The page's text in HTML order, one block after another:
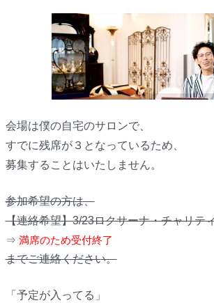
会場は僕の自宅のサロンで、
すでに残席が３となっているため、
募集することはいたしません。
参加希望の方は、
【連絡希望】3/23ロクサーナ・チャリテ
⇒ 満席のため受付終了
までご連絡ください。
「予定が入ってる」